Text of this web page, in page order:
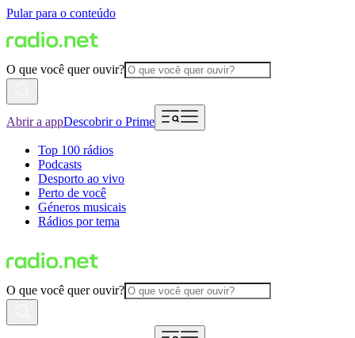
Pular para o conteúdo
O que você quer ouvir?
Abrir a appDescobrir o Prime
Top 100 rádios
Podcasts
Desporto ao vivo
Perto de você
Géneros musicais
Rádios por tema
O que você quer ouvir?